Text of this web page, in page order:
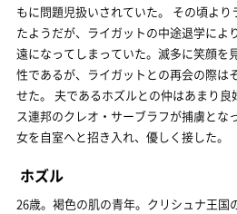
もに問題児扱いされていた。 その頃よ
たようだが、ライガットの中途退学によ
遠になってしまっていた。滅多に笑顔を
性であるが、ライガットとの再会の際は
せた。 夫であるホズルとの仲はあまり
ス連邦のクレオ・サーブラフが捕虜とな
女を自室へと招き入れ、優しく接した。
ホズル
26歳。褐色の肌の青年。クリシュナ王国